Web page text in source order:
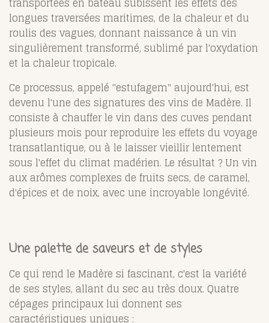
longues traversées maritimes, de la chaleur et du
roulis des vagues, donnant naissance à un vin
singulièrement transformé, sublimé par l'oxydation
et la chaleur tropicale.
Ce processus, appelé "estufagem" aujourd'hui, est
devenu l'une des signatures des vins de Madère. Il
consiste à chauffer le vin dans des cuves pendant
plusieurs mois pour reproduire les effets du voyage
transatlantique, ou à le laisser vieillir lentement
sous l'effet du climat madérien. Le résultat ? Un vin
aux arômes complexes de fruits secs, de caramel,
d'épices et de noix, avec une incroyable longévité.
Une palette de saveurs et de styles
Ce qui rend le Madère si fascinant, c'est la variété
de ses styles, allant du sec au très doux. Quatre
cépages principaux lui donnent ses
caractéristiques uniques :